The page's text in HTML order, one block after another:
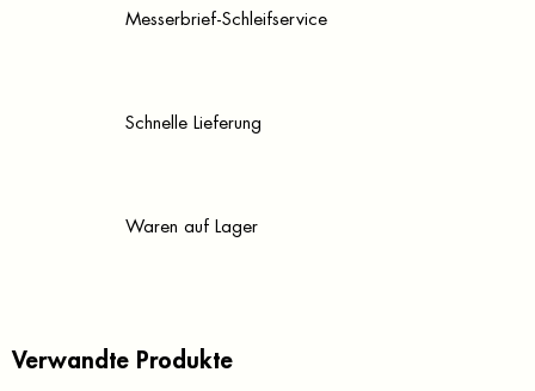
Messerbrief-Schleifservice
Schnelle Lieferung
Waren auf Lager
Verwandte Produkte